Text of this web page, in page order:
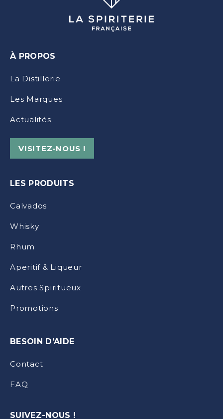
À PROPOS
La Distillerie
Les Marques
Actualités
VISITEZ-NOUS !
LES PRODUITS
Calvados
Whisky
Rhum
Aperitif & Liqueur
Autres Spiritueux
Promotions
BESOIN D’AIDE
Contact
FAQ
SUIVEZ-NOUS !